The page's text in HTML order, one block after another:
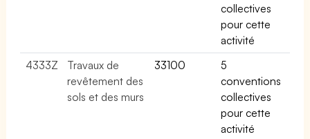
collectives
pour cette
activité
4333Z
Travaux de
revêtement des
sols et des murs
33100
5
conventions
collectives
pour cette
activité